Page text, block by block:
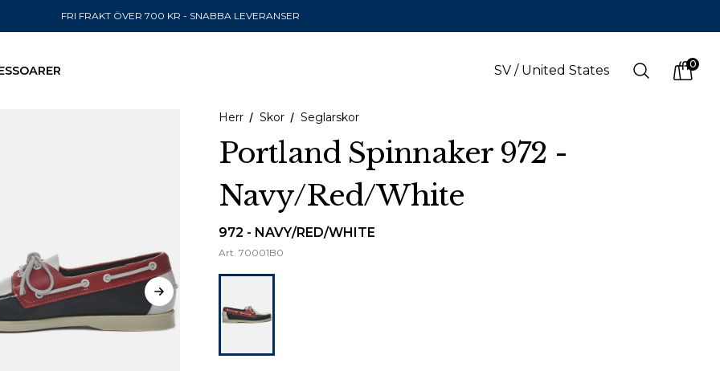
FRI FRAKT ÖVER 700 KR - SNABBA LEVERANSER
SV / United States Search 0
items
SKICKA TILL
Herr Skor Seglarskor
Portland Spinnaker 972 -
Navy/Red/White
972 - NAVY/RED/WHITE
Art. 70001B0